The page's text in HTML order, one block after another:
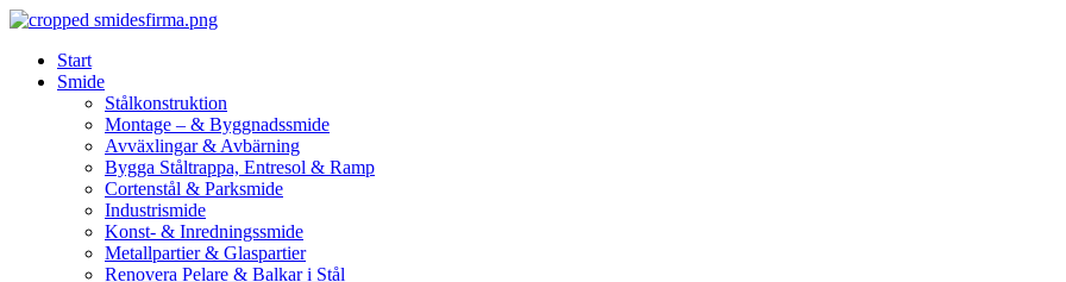
Skip
contentStart
Smide
Stålkonstruktion
Montage – & Byggnadssmide
Avväxlingar & Avbärning
Bygga Ståltrappa, Entresol & Ramp
Cortenstål & Parksmide
Industrismide
Konst- & Inredningssmide
Metallpartier & Glaspartier
Renovera Pelare & Balkar i Stål